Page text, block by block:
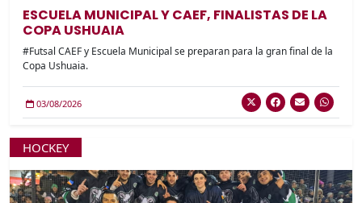
ESCUELA MUNICIPAL Y CAEF, FINALISTAS DE LA
COPA USHUAIA
#Futsal CAEF y Escuela Municipal se preparan para la gran final de la
Copa Ushuaia.
03/08/2026
HOCKEY